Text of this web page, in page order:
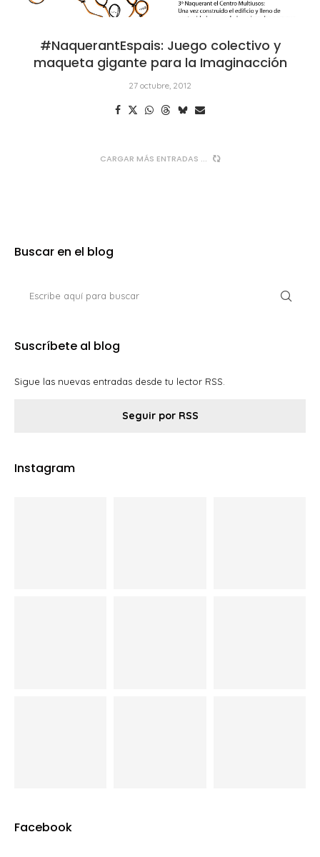
#NaquerantEspais: Juego colectivo y
maqueta gigante para la Imaginacción
27 octubre, 2012
CARGAR MÁS ENTRADAS
Buscar en el blog
Suscríbete al blog
Sigue las nuevas entradas desde tu lector RSS.
Seguir por RSS
Instagram
Facebook